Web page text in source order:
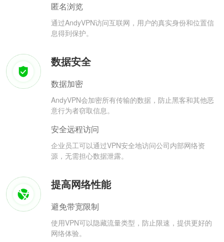
匿名浏览
通过AndyVPN访问互联网，用户的真实身份和位置信
息得到保护。
数据安全
数据加密
AndyVPN会加密所有传输的数据，防止黑客和其他恶
意行为者窃取信息。
安全远程访问
企业员工可以通过VPN安全地访问公司内部网络资
源，无需担心数据泄露。
提高网络性能
避免带宽限制
使用VPN可以隐藏流量类型，防止限速，提供更好的
网络体验。